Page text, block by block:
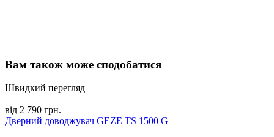
Вам також може сподобатися
Швидкий перегляд
від 2 790 грн.
Дверний доводжувач GEZE TS 1500 G